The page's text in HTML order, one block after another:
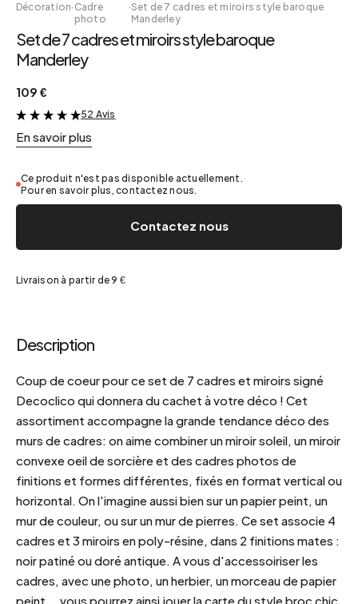
Décoration· Cadre
photo
·Set de 7 cadres et miroirs style baroque
Manderley
Set de 7 cadres et miroirs style baroque
Manderley
109 €
&
52 Avis
En savoir plus
Ce produit n'est pas disponible actuellement.
Pour en savoir plus, contactez nous.
Contactez nous
Livraison à partir de 9 €
Description
Coup de coeur pour ce set de 7 cadres et miroirs signé
Decoclico qui donnera du cachet à votre déco ! Cet
assortiment accompagne la grande tendance déco des
murs de cadres: on aime combiner un miroir soleil, un miroir
convexe oeil de sorcière et des cadres photos de
finitions et formes différentes, fixés en format vertical ou
horizontal. On l'imagine aussi bien sur un papier peint, un
mur de couleur, ou sur un mur de pierres. Ce set associe 4
cadres et 3 miroirs en poly-résine, dans 2 finitions mates :
noir patiné ou doré antique. A vous d'accessoiriser les
cadres, avec une photo, un herbier, un morceau de papier
peint... vous pourrez ainsi jouer la carte du style broc chic,